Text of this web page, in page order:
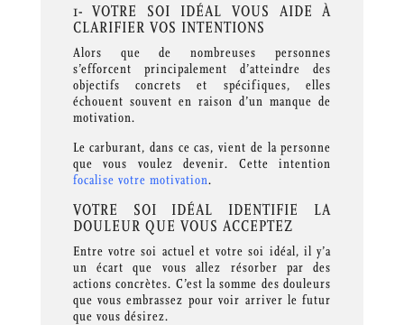
1- VOTRE SOI IDÉAL VOUS AIDE À
CLARIFIER VOS INTENTIONS
Alors que de nombreuses personnes
s’efforcent principalement d’atteindre des
objectifs concrets et spécifiques, elles
échouent souvent en raison d’un manque de
motivation.
Le carburant, dans ce cas, vient de la personne
que vous voulez devenir. Cette intention
focalise votre motivation.
VOTRE SOI IDÉAL IDENTIFIE LA
DOULEUR QUE VOUS ACCEPTEZ
Entre votre soi actuel et votre soi idéal, il y’a
un écart que vous allez résorber par des
actions concrètes. C’est la somme des douleurs
que vous embrassez pour voir arriver le futur
que vous désirez.